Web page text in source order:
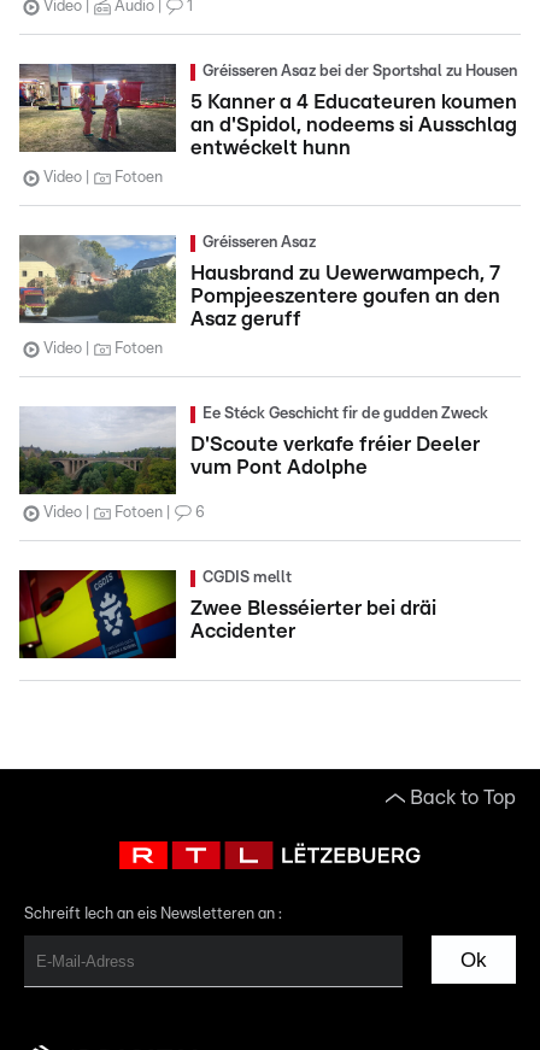
Video Audio 1
Gréisseren Asaz bei der Sportshal zu Housen
5 Kanner a 4 Educateuren koumen
an d'Spidol, nodeems si Ausschlag
entwéckelt hunn
Video Fotoen
Gréisseren Asaz
Hausbrand zu Uewerwampech, 7
Pompjeeszentere goufen an den
Asaz geruff
Video Fotoen
Ee Stéck Geschicht fir de gudden Zweck
D'Scoute verkafe fréier Deeler
vum Pont Adolphe
Video Fotoen 6
CGDIS mellt
Zwee Blesséierter bei dräi
Accidenter
Back to Top
Schreift Iech an eis Newsletteren an :
Ok